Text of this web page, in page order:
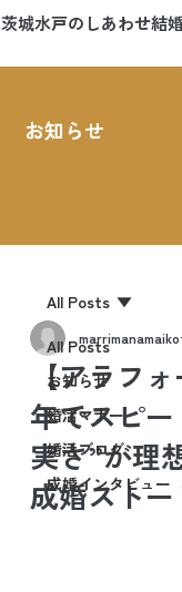
茨城水戸のしあわせ結
お知らせ
All Posts
お知らせ
婚活マナー
婚活ブログ
成婚インタビュー
All Posts
【アラフ
年でスピ
実さ”が理
成婚ストー
marrimanamaiko